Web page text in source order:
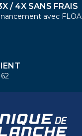
/ 4X SANS FRAIS
avec FLOA